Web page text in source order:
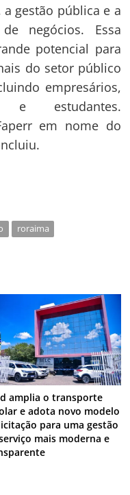
gestão pública e a
negócios. Essa
potencial para
do setor público
empresários,
e estudantes.
em nome do
roraima
amplia o transporte
e adota novo modelo
para uma gestão
mais moderna e